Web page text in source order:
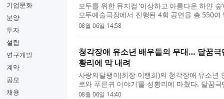
기업문화
분양
투자
설립
연구개발
계약
공모
채용
모두를 위한 뮤지컬 ‘이상하고 아름다운 하얀
모두예술극장에서 진행된 4회 공연을 총 550
화예술위원회 2026 어린이·청소년을 위한 예
08월 06일 14:58
청각장애 유소년 배우들의 무대… 달꿈극
황리에 막 내려
사랑의달팽이(회장 이행희)의 청각장애 유소년
로와 푸른귀 이야기’를 성황리에 마쳤다. 달꿈
까지 서울 중구에 위치한 CKL스테이지에서 ‘미
08월 06일 14:40